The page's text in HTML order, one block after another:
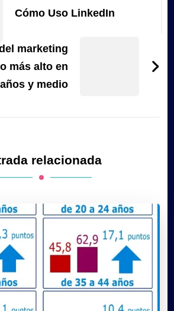
Cómo Uso LinkedIn
marketing
más alto en
y medio
relacionada